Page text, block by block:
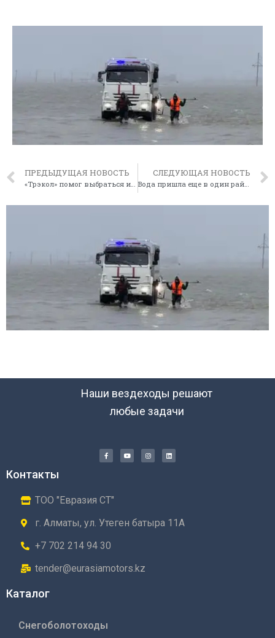
ПРЕДЫДУЩАЯ НОВОСТЬ
«Трэкол» помог выбраться из грязевой массы автомобиль
СЛЕДУЮЩАЯ НОВОСТЬ
Вода пришла еще в один район Акмолинской области
Наши вездеходы решают
любые задачи
Контакты
ТОО "Евразия СТ"
г. Алматы, ул. Утеген батыра 11А
+7 702 214 94 30
tender@eurasiamotors.kz
Каталог
Снегоболотоходы